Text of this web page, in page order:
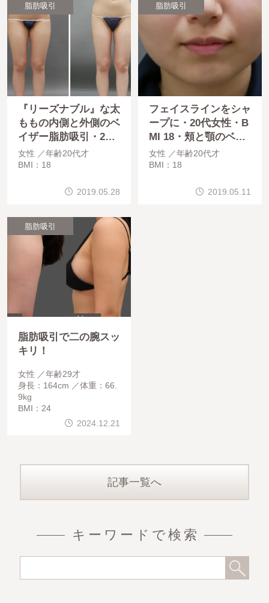
脂肪吸引
『リーズナブル』な太
ももの内側と外側のベ
イザー脂肪吸引・20
代女性・BMI 18・医
療ダイエット
女性
年齢20代才
BMI：18
2019.05.28
脂肪吸引
フェイスラインをシャ
ープに・20代女性・B
MI 18・頬と顎のベイ
ザー脂肪吸引・医療ダ
イエット
女性
年齢20代才
BMI：18
2019.05.11
脂肪吸引
脂肪吸引で二の腕スッ
キリ！
女性
年齢29才
身長：164cm
体重：66.
9kg
BMI：24
2024.12.21
記事一覧へ
キーワードで検索